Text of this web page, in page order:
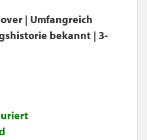
| Umfangreich
bekannt | 3-